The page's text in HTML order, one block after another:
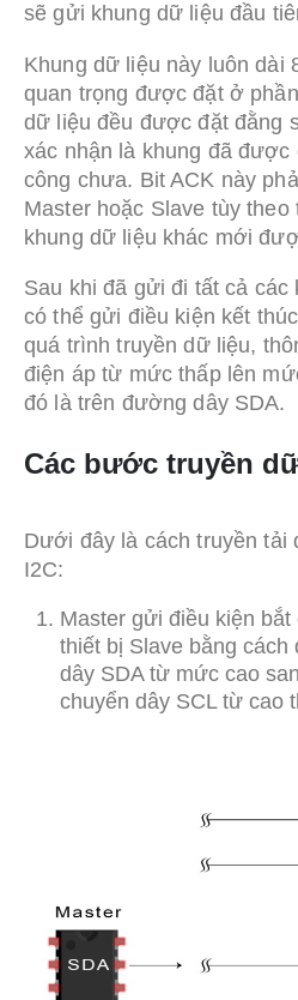
sẽ gửi khung dữ liệu đầu
Khung dữ liệu này luôn dài
quan trọng được đặt ở
dữ liệu đều được đặt đằng
xác nhận là khung đã được
công chưa. Bit ACK này
Master hoặc Slave tùy
khung dữ liệu khác mới
Sau khi đã gửi đi tất cả
có thể gửi điều kiện kết
quá trình truyền dữ liệu,
điện áp từ mức thấp lên
đó là trên đường dây SDA.
Các bước truyền
Dưới đây là cách truyền tải
I2C:
Master gửi điều kiện
thiết bị Slave bằng
dây SDA từ mức cao
chuyển dây SCL từ cao